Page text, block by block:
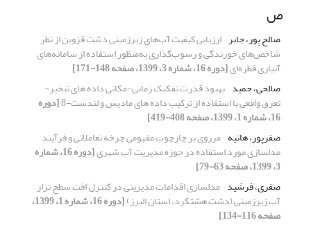
ص
صالح پور، جابر ارزیابی کیفیت آب‌های زیرزمینی دشت قزوین از نظر
شاخص‌های خورندگی و رسوب‌گذاری به‌منظور استفاده از سامانه‌های
آبیاری قطره‌ای[دوره 16، شماره 3، 1399، صفحه 148-171]
صالحی، حمید بهبود قدرت تفکیک زمانی-مکانی داده های تبخیر-
تعرق واقعی با استفاده از ترکیب داده های مادیس و لندست-8 [دوره
16، شماره 1، 1399، صفحه 408-419]
صفرپور، هانیه مرروی بر چارچوب مفهومی چرخه تعاملاتی و فرآیند
مدلسازی مورد استفاده در حوزه مدیریت آب شهری [دوره 16، شماره
3، 1399، صفحه 63-79]
صفری، فرشید مدلسازی اقدامات مدیریتی در کنترل افت سطح تراز
آب زیرزمینی (دشت هشتگرد، استان البرز) [دوره 16، شماره 1، 1399،
صفحه 116-134]